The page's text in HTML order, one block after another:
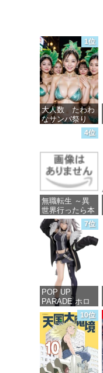
1位
大人数 たわわ
なサンバ祭り
価格：¥99
4位
無職転生 ～異
世界行ったら本
気だす～ 20
(MFコミック
ス フラッパー
シリーズ)
価格：¥748
7位
POP UP
PARADE ホロ
ライブプロダク
ション 獅白ぼ
たん ノンスケ
ール プラスチ
ック製 塗装済
み完成品フィギ
ュア
10位